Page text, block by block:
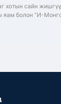
хотын сайн
яам болон “И-